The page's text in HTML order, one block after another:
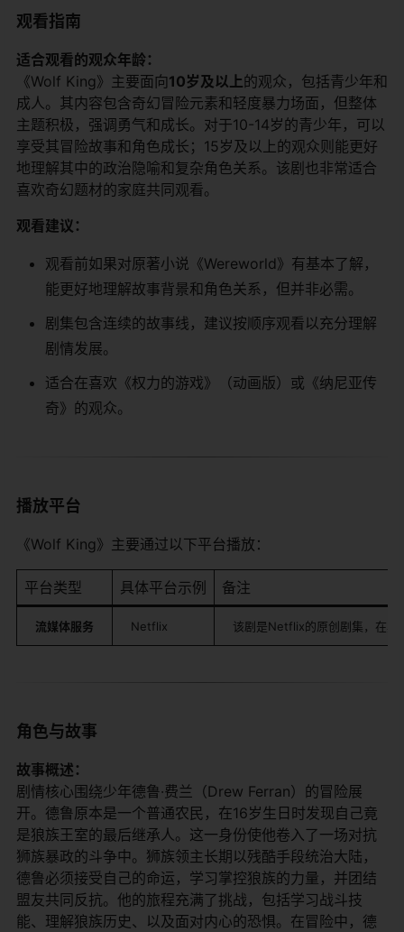
观看指南
​适合观看的观众年龄：​
《Wolf King》主要面向​​10岁及以上​​的观众，包括青少年和
成人。其内容包含奇幻冒险元素和轻度暴力场面，但整体
主题积极，强调勇气和成长。对于10-14岁的青少年，可以
享受其冒险故事和角色成长；15岁及以上的观众则能更好
地理解其中的政治隐喻和复杂角色关系。该剧也非常适合
喜欢奇幻题材的家庭共同观看。
​观看建议：​
观看前如果对原著小说《Wereworld》有基本了解，
能更好地理解故事背景和角色关系，但并非必需。
剧集包含连续的故事线，建议按顺序观看以充分理解
剧情发展。
适合在喜欢《权力的游戏》（动画版）或《纳尼亚传
奇》的观众。
播放平台
《Wolf King》主要通过以下平台播放：
平台类型 具体平台示例 备注
​流媒体服务​ Netflix 该剧是Netflix的原创剧集，在其
角色与故事
​故事概述：​
剧情核心围绕少年德鲁·费兰（Drew Ferran）的冒险展
开。德鲁原本是一个普通农民，在16岁生日时发现自己竟
是狼族王室的最后继承人。这一身份使他卷入了一场对抗
狮族暴政的斗争中。狮族领主长期以残酷手段统治大陆，
德鲁必须接受自己的命运，学习掌控狼族的力量，并团结
盟友共同反抗。他的旅程充满了挑战，包括学习战斗技
能、理解狼族历史、以及面对内心的恐惧。在冒险中，德